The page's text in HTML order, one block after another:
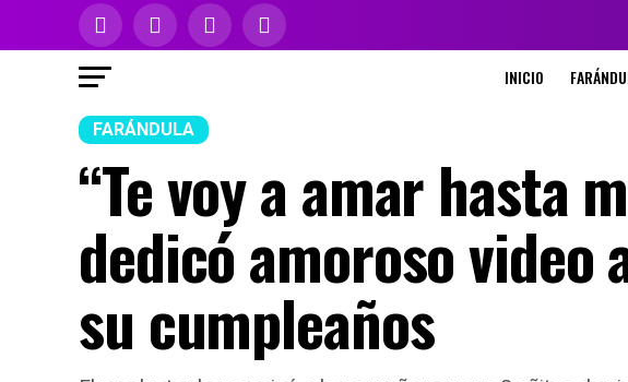
INICIO
FARÁNDULA
“Te voy a amar hasta
dedicó amoroso video
su cumpleaños